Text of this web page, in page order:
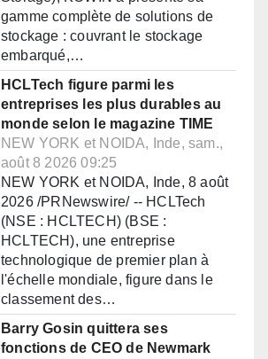
gamme complète de solutions de
stockage : couvrant le stockage
embarqué,…
HCLTech figure parmi les
entreprises les plus durables au
monde selon le magazine TIME
NEW YORK et NOIDA, Inde, sam.,
août 8 2026 09:25
NEW YORK et NOIDA, Inde, 8 août
2026 /PRNewswire/ -- HCLTech
(NSE : HCLTECH) (BSE :
HCLTECH), une entreprise
technologique de premier plan à
l'échelle mondiale, figure dans le
classement des…
Barry Gosin quittera ses
fonctions de CEO de Newmark